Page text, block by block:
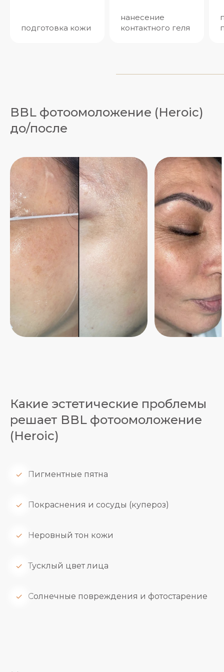
подготовка кожи
нанесение
контактного геля
BBL фотоомоложение (Heroic)
до/после
Какие эстетические проблемы
решает BBL фотоомоложение
(Heroic)
Пигментные пятна
Покраснения и сосуды (купероз)
Неровный тон кожи
Тусклый цвет лица
Солнечные повреждения и фотостарение